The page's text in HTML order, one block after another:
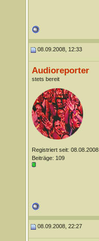
08.09.2008, 12:33
Audioreporter
stets bereit
Registriert seit: 08.08.2008
Beiträge: 109
08.09.2008, 22:27